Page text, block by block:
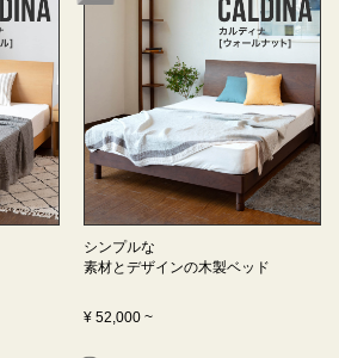
シンプルな
素材とデザインの木製ベッド
¥ 52,000 ~